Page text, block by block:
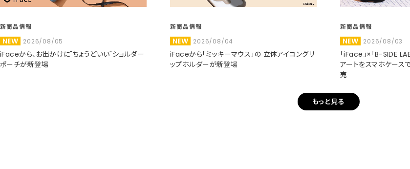
新商品情報
NEW 2026/08/05
iFaceから、お出かけに"ちょうどいい"ショルダー
ポーチが新登場
新商品情報
NEW 2026/08/04
iFaceから「ミッキーマウス」の 立体アイコングリ
ップホルダーが新登場
新商品情報
NEW 2026/08/03
「iFace」×「B-SIDE
アートをスマホケース
売
もっと見る